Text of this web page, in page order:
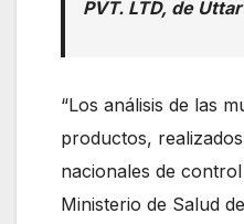
PVT. LTD, de
“Los análisis de las
productos,
nacionales de
Ministerio de Salud